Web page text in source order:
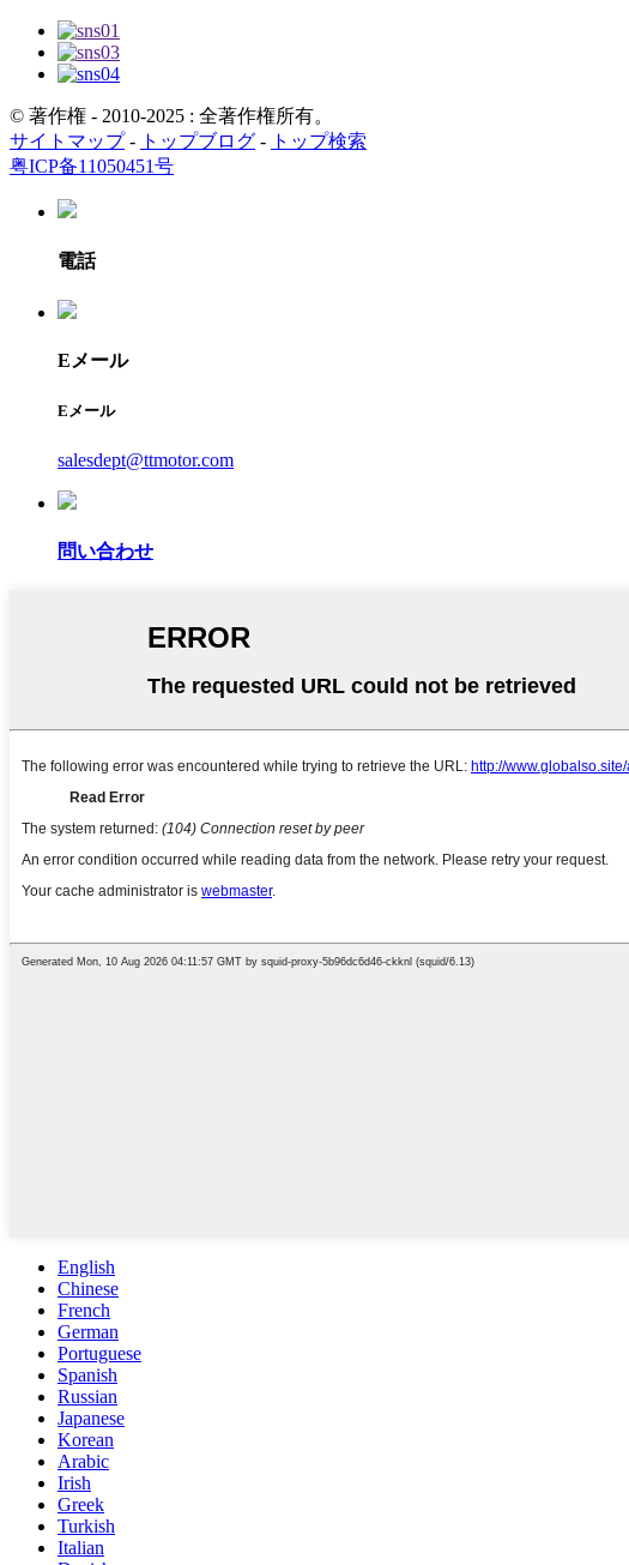
© 著作権 - 2010-2025 : 全著作権所有。
サイトマップ- トップブログ - トップ検索
粤ICP备11050451号
電話
Eメール
Eメール
salesdept@ttmotor.com
問い合わせ
English
Chinese
French
German
Portuguese
Spanish
Russian
Japanese
Korean
Arabic
Irish
Greek
Turkish
Italian